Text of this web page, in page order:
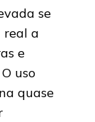
se
real a
e
uso
quase